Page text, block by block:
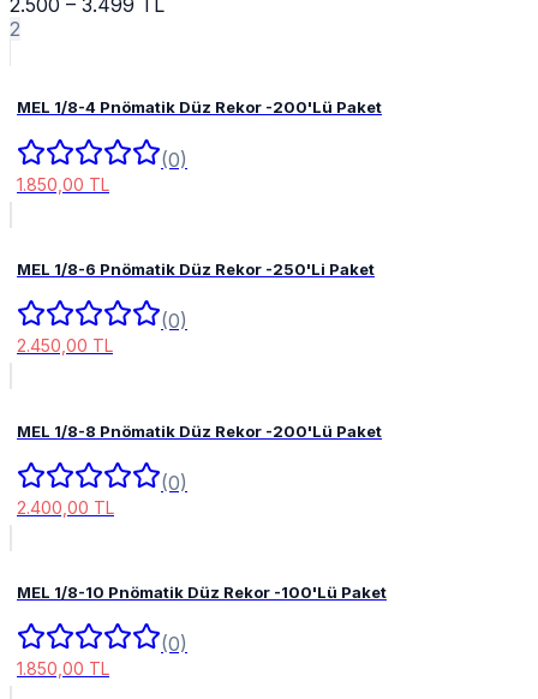
2.500 – 3.499 TL
2
MEL 1/8-4 Pnömatik Düz Rekor -200'Lü Paket
(0)
1.850,00 TL
MEL 1/8-6 Pnömatik Düz Rekor -250'Li Paket
(0)
2.450,00 TL
MEL 1/8-8 Pnömatik Düz Rekor -200'Lü Paket
(0)
2.400,00 TL
MEL 1/8-10 Pnömatik Düz Rekor -100'Lü Paket
(0)
1.850,00 TL